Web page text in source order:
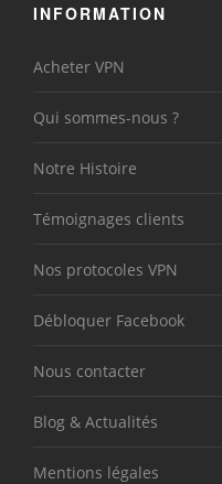
INFORMATION
Acheter VPN
Qui sommes-nous ?
Notre Histoire
Témoignages clients
Nos protocoles VPN
Débloquer Facebook
Nous contacter
Blog & Actualités
Mentions légales